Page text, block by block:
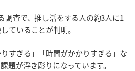
調査で、推し活をする人の約3人に1
ていることが判明。
すぎる」「時間がかかりすぎる」な
題が浮き彫りになっています。